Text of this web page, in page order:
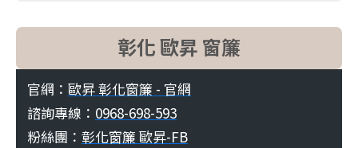
彰化 歐昇 窗簾
官網： 歐昇 彰化窗簾 - 官網
諮詢專線： 0968-698-593
粉絲團： 彰化窗簾 歐昇-FB